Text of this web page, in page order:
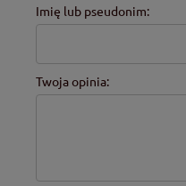
Imię lub pseudonim:
Twoja opinia: